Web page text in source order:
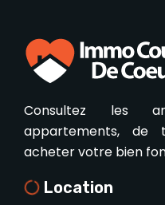
Consultez les
appartements, de
acheter votre bien
Location